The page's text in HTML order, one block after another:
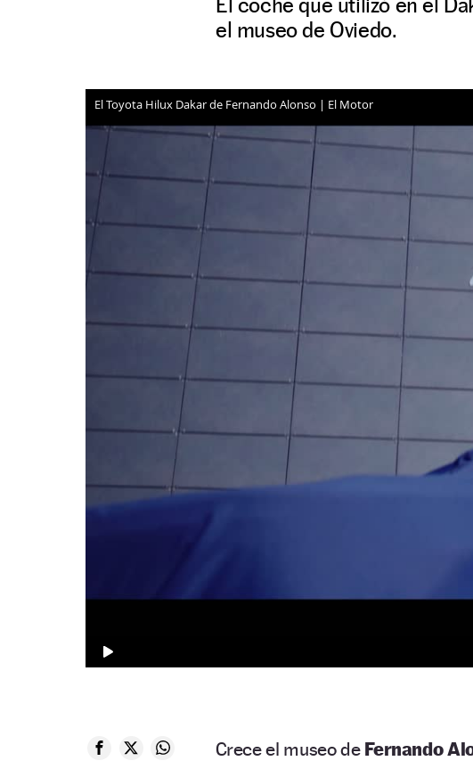
el museo de Oviedo.
El Toyota Hilux Dakar de Fernando Alonso | El Motor
Crece el museo de Fernando